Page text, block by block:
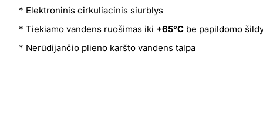
* Elektroninis cirkuliacinis siurblys
* Tiekiamo vandens ruošimas iki +65°C be papildomo
* Nerūdijančio plieno karšto vandens talpa